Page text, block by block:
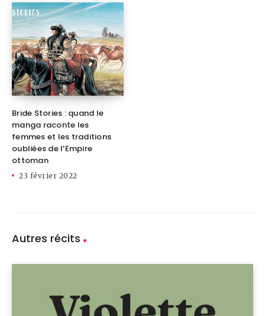
Bride Stories : quand le
manga raconte les
femmes et les traditions
oubliées de l’Empire
ottoman
23 février 2022
Autres récits